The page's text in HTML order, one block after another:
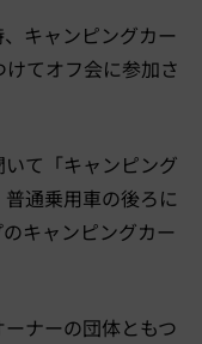
キャンピングカー
てオフ会に参加さ
て「キャンピング
通乗用車の後ろに
キャンピングカー
ナーの団体ともつ